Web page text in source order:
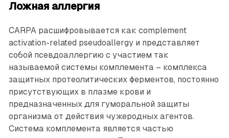
Ложная аллергия
CARPA расшифровывается как complement
activation-related pseudoallergy и представляет
собой псевдоаллергию с участием так
называемой системы комплемента – комплекса
защитных протеолитических ферментов, постоянно
присутствующих в плазме крови и
предназначенных для гуморальной защиты
организма от действия чужеродных агентов.
Система комплемента является частью